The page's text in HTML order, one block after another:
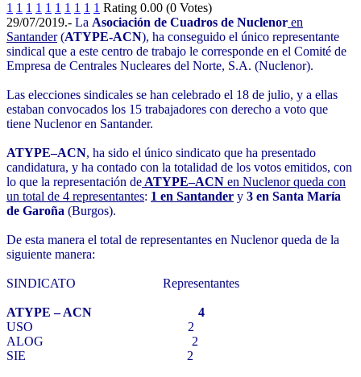
1 1 1 1 1 1 1 1 1 1 Rating 0.00 (0 Votes)
29/07/2019.- La Asociación de Cuadros de Nuclenor en
Santander(ATYPE-ACN), ha conseguido el único representante
sindical que a este centro de trabajo le corresponde en el Comité de
Empresa de Centrales Nucleares del Norte, S.A. (Nuclenor).
Las elecciones sindicales se han celebrado el 18 de julio, y a ellas
estaban convocados los 15 trabajadores con derecho a voto que
tiene Nuclenor en Santander.
ATYPE–ACN, ha sido el único sindicato que ha presentado
candidatura, y ha contado con la totalidad de los votos emitidos, con
lo que la representación de ATYPE–ACN en Nuclenorqueda con
un total de 4 representantes: 1 en Santander y 3 en Santa María
de Garoña (Burgos).
De esta manera el total de representantes en Nuclenor queda de la
siguiente manera:
SINDICATO Representantes
ATYPE – ACN 4
USO 2
ALOG 2
SIE 2